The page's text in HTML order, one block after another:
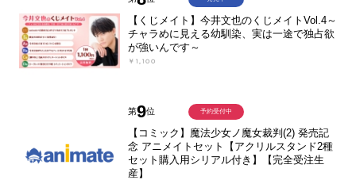
【くじメイト】今井文也のくじメイトVol.4～
チャラめに見える幼馴染、実は一途で独占欲
が強いんです～
￥1,100
第9位
【コミック】魔法少女ノ魔女裁判(2) 発売記
念 アニメイトセット【アクリルスタンド2種
セット購入用シリアル付き】【完全受注生
産】
予約受付中